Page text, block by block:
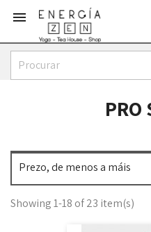

PRO
Prezo, de menos a máis
Showing 1-18 of 23 item(s)